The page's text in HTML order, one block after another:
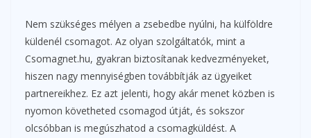
Nem szükséges mélyen a zsebedbe nyúlni, ha külföldre
küldenél csomagot. Az olyan szolgáltatók, mint a
Csomagnet.hu, gyakran biztosítanak kedvezményeket,
hiszen nagy mennyiségben továbbítják az ügyeiket
partnereikhez. Ez azt jelenti, hogy akár menet közben is
nyomon követheted csomagod útját, és sokszor
olcsóbban is megúszhatod a csomagküldést. A